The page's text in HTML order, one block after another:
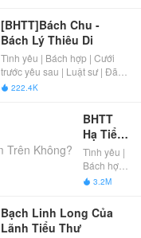
[BHTT]Bách Chu -
Bách Lý Thiêu Di
Tình yêu | Bách hợp | Cưới
trước yêu sau | Luật sư | Đã
Full
 222.4K
BHTT
Hạ Tiểu
Thư!
Hôm
Nay Có
Trên
Không?
Tình yêu |
Bách hợp
| Hoàng tử
mộng
 3.2M
Bạch Linh Long Của
Lãnh Tiểu Thư